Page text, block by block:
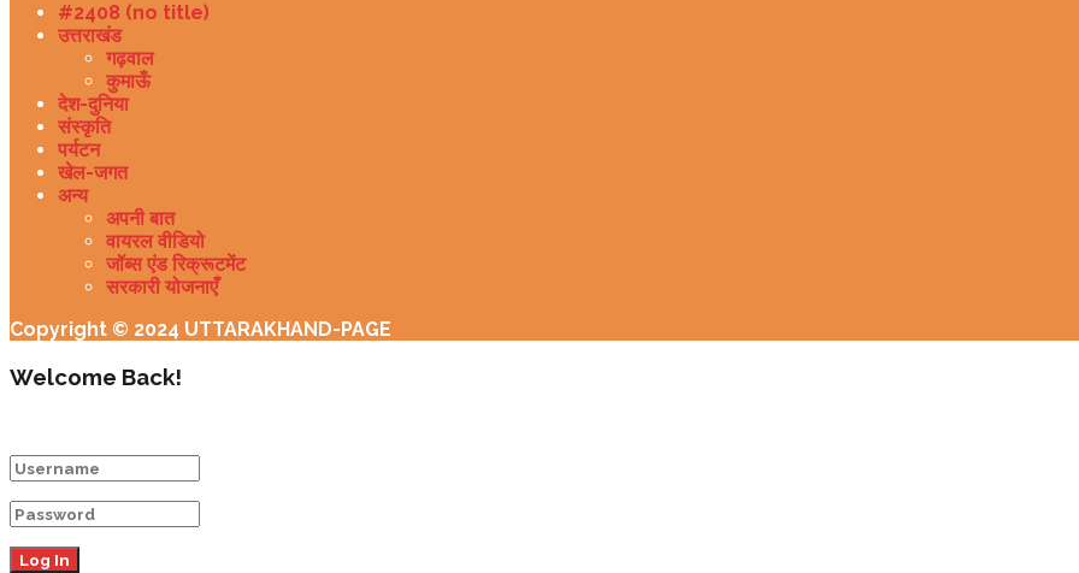
#2408 (no title)
उत्तराखंड
गढ़वाल
कुमाऊँ
देश-दुनिया
संस्कृति
पर्यटन
खेल-जगत
अन्य
अपनी बात
वायरल वीडियो
जॉब्स एंड रिक्रूटमेंट
सरकारी योजनाएँ
Copyright © 2024 UTTARAKHAND-PAGE
Welcome Back!